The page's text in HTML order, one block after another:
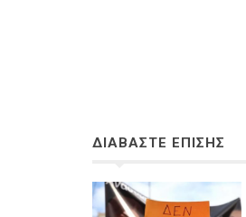
ΔΙΑΒΑΣΤΕ ΕΠΙΣΗΣ